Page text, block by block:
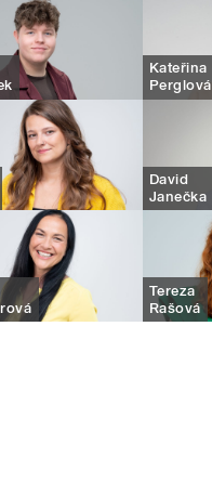
Kateřina
Perglová
David
Janečka
Tereza
Rašová